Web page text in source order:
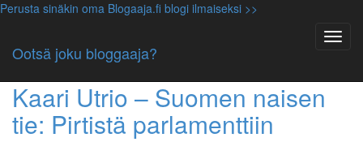
Perusta sinäkin oma Blogaaja.fi blogi ilmaiseksi >>
Ootsä joku bloggaaja?
Kirjallisuus,Luokittelematon
Kaari Utrio – Suomen naisen
tie: Pirtistä parlamenttiin